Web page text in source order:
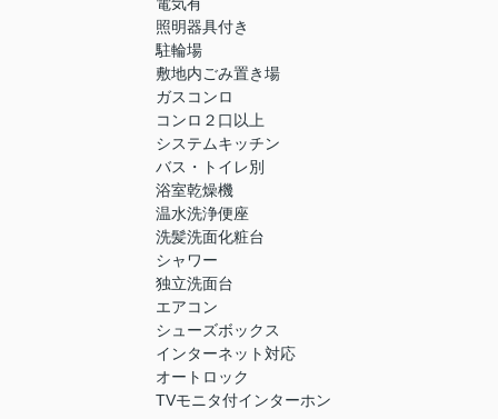
照明器具付き
駐輪場
敷地内ごみ置き場
ガスコンロ
コンロ２口以上
システムキッチン
バス・トイレ別
浴室乾燥機
温水洗浄便座
洗髪洗面化粧台
シャワー
独立洗面台
エアコン
シューズボックス
インターネット対応
オートロック
TVモニタ付インターホン